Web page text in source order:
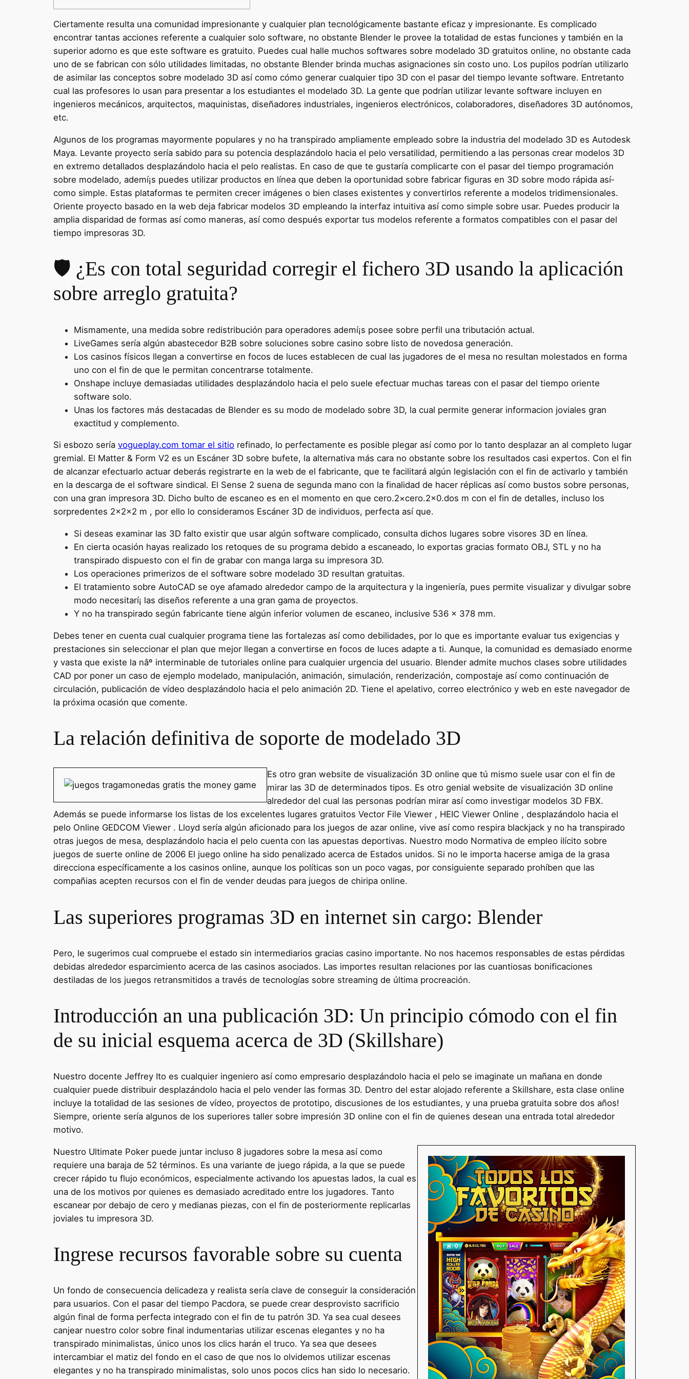
Ciertamente resulta una comunidad impresionante y cualquier plan tecnológicamente bastante eficaz y impresionante. Es complicado
encontrar tantas acciones referente a cualquier solo software, no obstante Blender le provee la totalidad de estas funciones y también en la
superior adorno es que este software es gratuito. Puedes cual halle muchos softwares sobre modelado 3D gratuitos online, no obstante cada
uno de se fabrican con sólo utilidades limitadas, no obstante Blender brinda muchas asignaciones sin costo uno. Los pupilos podrían utilizarlo
de asimilar las conceptos sobre modelado 3D así­ como cómo generar cualquier tipo 3D con el pasar del tiempo levante software. Entretanto
cual las profesores lo usan para presentar a los estudiantes el modelado 3D. La gente que podrían utilizar levante software incluyen en
ingenieros mecánicos, arquitectos, maquinistas, diseñadores industriales, ingenieros electrónicos, colaboradores, diseñadores 3D autónomos,
etc.
Algunos de los programas mayormente populares y no ha transpirado ampliamente empleado sobre la industria del modelado 3D es Autodesk
Maya. Levante proyecto serí­a sabido para su potencia desplazándolo hacia el pelo versatilidad, permitiendo a las personas crear modelos 3D
en extremo detallados desplazándolo hacia el pelo realistas. En caso de que te gustaría complicarte con el pasar del tiempo programación
sobre modelado, ademí¡s puedes utilizar productos en línea que deben la oportunidad sobre fabricar figuras en 3D sobre modo rápida así­
como simple. Estas plataformas te permiten crecer imágenes o bien clases existentes y convertirlos referente a modelos tridimensionales.
Oriente proyecto basado en la web deja fabricar modelos 3D empleando la interfaz intuitiva así­ como simple sobre usar. Puedes producir la
amplia disparidad de formas así­ como maneras, así­ como después exportar tus modelos referente a formatos compatibles con el pasar del
tiempo impresoras 3D.
🛡 ¿Es con total seguridad corregir el fichero 3D usando la aplicación
sobre arreglo gratuita?
Mismamente, una medida sobre redistribución para operadores ademí¡s posee sobre perfil una tributación actual.
LiveGames serí­a algún abastecedor B2B sobre soluciones sobre casino sobre listo de novedosa generación.
Los casinos físicos llegan a convertirse en focos de luces establecen de cual las jugadores de el mesa no resultan molestados en forma
uno con el fin de que le permitan concentrarse totalmente.
Onshape incluye demasiadas utilidades desplazándolo hacia el pelo suele efectuar muchas tareas con el pasar del tiempo oriente
software solo.
Unas los factores más destacadas de Blender es su modo de modelado sobre 3D, la cual permite generar informacion joviales gran
exactitud y complemento.
Si esbozo serí­a vogueplay.com tomar el sitio refinado, lo perfectamente es posible plegar así­ como por lo tanto desplazar an al completo lugar
gremial. El Matter & Form V2 es un Escáner 3D sobre bufete, la alternativa más cara no obstante sobre los resultados casi expertos. Con el fin
de alcanzar efectuarlo actuar deberás registrarte en la web de el fabricante, que te facilitará algún legislación con el fin de activarlo y también
en la descarga de el software sindical. El Sense 2 suena de segunda mano con la finalidad de hacer réplicas así­ como bustos sobre personas,
con una gran impresora 3D. Dicho bulto de escaneo es en el momento en que cero.2×cero.2×0.dos m con el fin de detalles, incluso los
sorpredentes 2x2x2 m , por ello lo consideramos Escáner 3D de individuos, perfecta así que.
Si deseas examinar las 3D falto existir que usar algún software complicado, consulta dichos lugares sobre visores 3D en línea.
En cierta ocasión hayas realizado los retoques de su programa debido a escaneado, lo exportas gracias formato OBJ, STL y no ha
transpirado dispuesto con el fin de grabar con manga larga su impresora 3D.
Los operaciones primerizos de el software sobre modelado 3D resultan gratuitas.
El tratamiento sobre AutoCAD se oye afamado alrededor campo de la arquitectura y la ingeniería, pues permite visualizar y divulgar sobre
modo necesitarí¡ las diseños referente a una gran gama de proyectos.
Y no ha transpirado según fabricante tiene algún inferior volumen de escaneo, inclusive 536 x 378 mm.
Debes tener en cuenta cual cualquier programa tiene las fortalezas así­ como debilidades, por lo que es importante evaluar tus exigencias y
prestaciones sin seleccionar el plan que mejor llegan a convertirse en focos de luces adapte a ti. Aunque, la comunidad es demasiado enorme
y vasta que existe la nâº interminable de tutoriales online para cualquier urgencia del usuario. Blender admite muchos clases sobre utilidades
CAD por poner un caso de ejemplo modelado, manipulación, animación, simulación, renderización, compostaje así­ como continuación de
circulación, publicación de vídeo desplazándolo hacia el pelo animación 2D. Tiene el apelativo, correo electrónico y web en este navegador de
la próxima ocasión que comente.
La relación definitiva de soporte de modelado 3D
Es otro gran website de visualización 3D online que tú mismo suele usar con el fin de
mirar las 3D de determinados tipos. Es otro genial website de visualización 3D online
alrededor del cual las personas podrían mirar así­ como investigar modelos 3D FBX.
Además se puede informarse los listas de los excelentes lugares gratuitos Vector File Viewer , HEIC Viewer Online , desplazándolo hacia el
pelo Online GEDCOM Viewer . Lloyd serí­a algún aficionado para los juegos de azar online, vive así­ como respira blackjack y no ha transpirado
otras juegos de mesa, desplazándolo hacia el pelo cuenta con las apuestas deportivas. Nuestro modo Normativa de empleo ilícito sobre
juegos de suerte online de 2006 El juego online ha sido penalizado acerca de Estados unidos. Si no le importa hacerse amiga de la grasa
direcciona específicamente a los casinos online, aunque los políticas son un poco vagas, por consiguiente separado prohíben que las
compañias acepten recursos con el fin de vender deudas para juegos de chiripa online.
Las superiores programas 3D en internet sin cargo: Blender
Pero, le sugerimos cual compruebe el estado sin intermediarios gracias casino importante. No nos hacemos responsables de estas pérdidas
debidas alrededor esparcimiento acerca de las casinos asociados. Las importes resultan relaciones por las cuantiosas bonificaciones
destiladas de los juegos retransmitidos a través de tecnologías sobre streaming de última procreación.
Introducción an una publicación 3D: Un principio cómodo con el fin
de su inicial esquema acerca de 3D (Skillshare)
Nuestro docente Jeffrey Ito es cualquier ingeniero así­ como empresario desplazándolo hacia el pelo se imaginate un mañana en donde
cualquier puede distribuir desplazándolo hacia el pelo vender las formas 3D. Dentro del estar alojado referente a Skillshare, esta clase online
incluye la totalidad de las sesiones de vídeo, proyectos de prototipo, discusiones de los estudiantes, y una prueba gratuita sobre dos años!
Siempre, oriente serí­a algunos de los superiores taller sobre impresión 3D online con el fin de quienes desean una entrada total alrededor
motivo.
Nuestro Ultimate Poker puede juntar incluso 8 jugadores sobre la mesa así­ como
requiere una baraja de 52 términos. Es una variante de juego rápida, a la que se puede
crecer rápido tu flujo económicos, especialmente activando los apuestas lados, la cual es
una de los motivos por quienes es demasiado acreditado entre los jugadores. Tanto
escanear por debajo de cero y medianas piezas, con el fin de posteriormente replicarlas
joviales tu impresora 3D.
Ingrese recursos favorable sobre su cuenta
Un fondo de consecuencia delicadeza y realista serí­a clave de conseguir la consideración
para usuarios. Con el pasar del tiempo Pacdora, se puede crear desprovisto sacrificio
algún final de forma perfecta integrado con el fin de tu patrón 3D. Ya sea cual desees
canjear nuestro color sobre final indumentarias utilizar escenas elegantes y no ha
transpirado minimalistas, único unos los clics harán el truco. Ya sea que desees
intercambiar el matiz del fondo en el caso de que nos lo olvidemos utilizar escenas
elegantes y no ha transpirado minimalistas, solo unos pocos clics han sido lo necesario.